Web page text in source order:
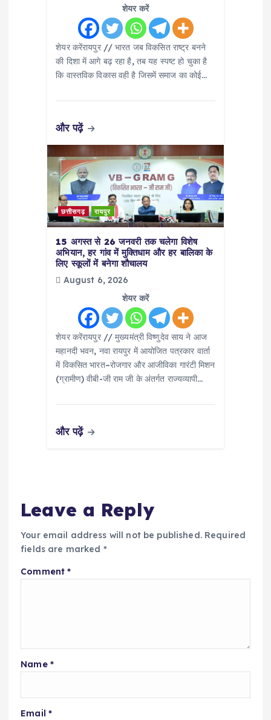
शेयर करें
शेयर करेंरायपुर // भारत जब विकसित राष्ट्र बनने
की दिशा में आगे बढ़ रहा है, तब यह स्पष्ट हो चुका है
कि वास्तविक विकास वही है जिसमें समाज का कोई…
और पढ़ें
छत्तीसगढ़ रायपुर
15 अगस्त से 26 जनवरी तक चलेगा विशेष
अभियान, हर गांव में मुक्तिधाम और हर बालिका के
लिए स्कूलों में बनेगा शौचालय
August 6, 2026
शेयर करें
शेयर करेंरायपुर // मुख्यमंत्री विष्णुदेव साय ने आज
महानदी भवन, नवा रायपुर में आयोजित पत्रकार वार्ता
में विकसित भारत–रोजगार और आजीविका गारंटी मिशन
(ग्रामीण) वीबी-जी राम जी के अंतर्गत राज्यव्यापी…
और पढ़ें
Leave a Reply
Your email address will not be published. Required
fields are marked *
Comment*
Name *
Email *